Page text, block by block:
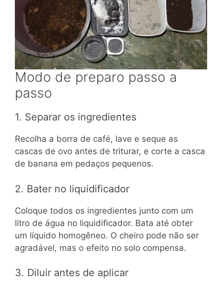
Modo de preparo passo a
passo
1. Separar os ingredientes
Recolha a borra de café, lave e seque as
cascas de ovo antes de triturar, e corte a casca
de banana em pedaços pequenos.
2. Bater no liquidificador
Coloque todos os ingredientes junto com um
litro de água no liquidificador. Bata até obter
um líquido homogêneo. O cheiro pode não ser
agradável, mas o efeito no solo compensa.
3. Diluir antes de aplicar